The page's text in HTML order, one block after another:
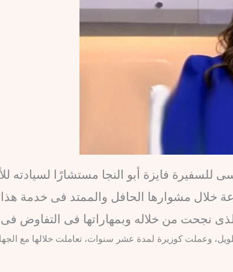
للسفيرة فايزة أبو النجا مستشارًا لسيادته
خلال مشوارها الحافل والممتد فى خدمة
نجحت من خلاله وبمهاراتها فى التفاوض
وعملت كوزيرة لمدة عشر سنوات، تعاملت خلالها مع